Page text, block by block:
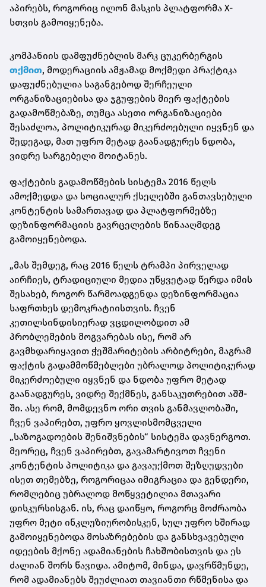
აპირებს, როგორიც ილონ მასკის პლატფორმა X-
სთვის გამოიყენება.
კომპანიის დამფუძნებლის მარკ ცუკერბერგის
თქმით, მოდერაციის ამჟამად მოქმედი პრაქტიკა
დაფუძნებულია საგანგებოდ შერჩეული
ორგანიზაციებისა და ჯგუფების მიერ ფაქტების
გადამოწმებაზე, თუმცა ასეთი ორგანიზაციები
შესაძლოა, პოლიტიკურად მიკერძოებული იყვნენ და
შედეგად, მათ უფრო მეტად გაანადგურეს ნდობა,
ვიდრე სარგებელი მოიტანეს.
ფაქტების გადამოწმების სისტემა 2016 წელს
ამოქმედდა და სოციალურ ქსელებში განთავსებული
კონტენტის სამართავად და პლატფორმებზე
დეზინფორმაციის გავრცელების წინააღმდეგ
გამოიყენებოდა.
„მას შემდეგ, რაც 2016 წელს ტრამპი პირველად
აირჩიეს, ტრადიციული მედია უწყვეტად წერდა იმის
შესახებ, როგორ წარმოადგენდა დეზინფორმაცია
საფრთხეს დემოკრატიისთვის. ჩვენ
კეთილსინდისიერად ვცდილობდით ამ
პრობლემების მოგვარებას ისე, რომ არ
გავმხდარიყავით ჭეშმარიტების არბიტრები, მაგრამ
ფაქტის გადამმოწმებლები უბრალოდ პოლიტიკურად
მიკერძოებული იყვნენ და ნდობა უფრო მეტად
გაანადგურეს, ვიდრე შექმნეს, განსაკუთრებით აშშ-
ში. ასე რომ, მომდევნო ორი თვის განმავლობაში,
ჩვენ ვაპირებთ, უფრო ყოვლისმომცველი
„საზოგადოების შენიშვნების“ სისტემა დავნერგოთ.
მეორეც, ჩვენ ვაპირებთ, გავამარტივოთ ჩვენი
კონტენტის პოლიტიკა და გავაუქმოთ შეზღუდვები
ისეთ თემებზე, როგორიცაა იმიგრაცია და გენდერი,
რომლებიც უბრალოდ მოწყვეტილია მთავარი
დისკურსისგან. ის, რაც დაიწყო, როგორც მოძრაობა
უფრო მეტი ინკლუზიურობისკენ, სულ უფრო ხშირად
გამოიყენებოდა მოსაზრებების და განსხვავებული
იდეების მქონე ადამიანების ჩახშობისთვის და ეს
ძალიან შორს წავიდა. ამიტომ, მინდა, დავრწმუნდე,
რომ ადამიანებს შეუძლიათ თავიანთი რწმენისა და